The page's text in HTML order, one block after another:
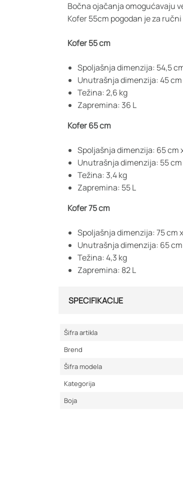
Bočna ojačanja omogućavaju
Kofer 55cm pogodan je za
Kofer 55 cm
Spoljašnja dimenzija: 54,5
Unutrašnja dimenzija: 45 cm
Težina: 2,6 kg
Zapremina: 36 L
Kofer 65 cm
Spoljašnja dimenzija: 65 cm
Unutrašnja dimenzija: 55 cm
Težina: 3,4 kg
Zapremina: 55 L
Kofer 75 cm
Spoljašnja dimenzija: 75 cm
Unutrašnja dimenzija: 65 cm
Težina: 4,3 kg
Zapremina: 82 L
SPECIFIKACIJE
Šifra artikla
Brend
Šifra modela
Kategorija
Boja